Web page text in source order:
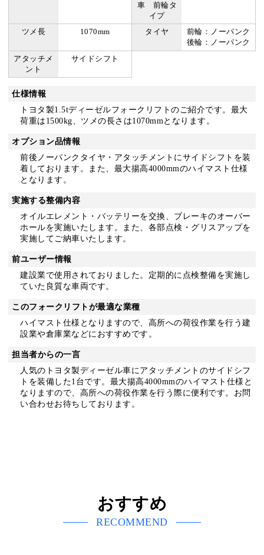
車 前輪タ
イプ
ツメ長 1070mm タイヤ
前輪：ノーパンク
後輪：ノーパンク
アタッチメ
ント
サイドシフト
仕様情報
トヨタ製1.5tディーゼルフォークリフトのご紹介です。最大
荷重は1500kg、ツメの長さは1070mmとなります。
オプション品情報
前後ノーパンクタイヤ・アタッチメントにサイドシフトを装
着しております。また、最大揚高4000mmのハイマスト仕様
となります。
実施する整備内容
オイルエレメント・バッテリーを交換、ブレーキのオーバー
ホールを実施いたします。また、各部点検・グリスアップを
実施してご納車いたします。
前ユーザー情報
建設業で使用されておりました。定期的に点検整備を実施し
ていた良質な車両です。
このフォークリフトが最適な業種
ハイマスト仕様となりますので、高所への荷役作業を行う建
設業や倉庫業などにおすすめです。
担当者からの一言
人気のトヨタ製ディーゼル車にアタッチメントのサイドシフ
トを装備した1台です。最大揚高4000mmのハイマスト仕様と
なりますので、高所への荷役作業を行う際に便利です。お問
い合わせお待ちしております。
おすすめ
RECOMMEND